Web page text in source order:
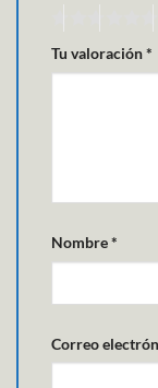
Tu valoración*
Nombre*
Correo